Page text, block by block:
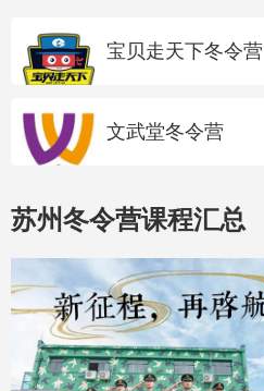
宝贝走天下冬令营
文武堂冬令营
苏州冬令营课程汇总